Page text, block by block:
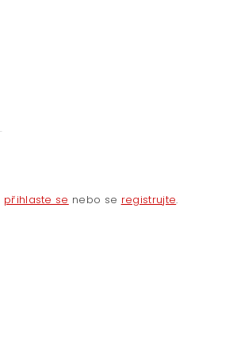
přihlaste se nebo se registrujte.